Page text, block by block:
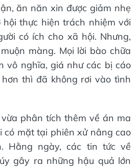
ăn năn xin được giảm nhẹ
thực hiện trách nhiệm với
có ích cho xã hội. Nhưng,
màng. Mọi lời bào chữa
vô nghĩa, giá như các bị cáo
thì đã không rơi vào tình
phân tích thêm về án ma
có mặt tại phiên xử nâng cao
Hằng ngày, các tin tức về
gây ra những hậu quả lớn